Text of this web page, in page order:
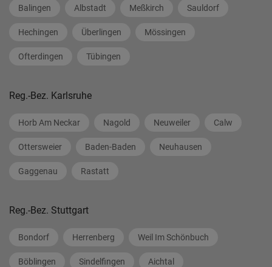
Balingen Albstadt Meßkirch Sauldorf
Hechingen Überlingen Mössingen
Ofterdingen Tübingen
Reg.-Bez. Karlsruhe
Horb Am Neckar Nagold Neuweiler Calw
Ottersweier Baden-Baden Neuhausen
Gaggenau Rastatt
Reg.-Bez. Stuttgart
Bondorf Herrenberg Weil Im Schönbuch
Böblingen Sindelfingen Aichtal